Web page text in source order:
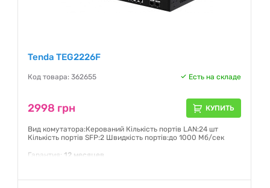
Tenda TEG2226F
Код товара: 362655 Есть на складе
2998 грн КУПИТЬ
Вид комутатора:Керований Кількість портів LAN:24 шт
Кількість портів SFP:2 Швидкість портів:до 1000 Мб/сек
Гарантия: 12 месяцев